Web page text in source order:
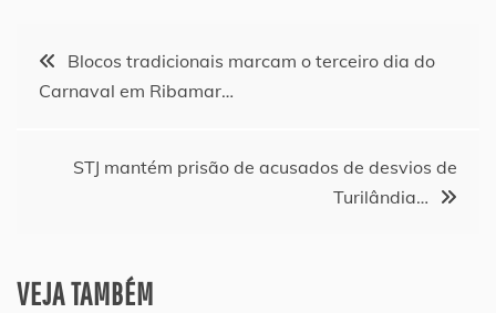
Navegação
Blocos tradicionais marcam o terceiro dia do
Carnaval em Ribamar…
STJ mantém prisão de acusados de desvios de
Turilândia…
VEJA TAMBÉM